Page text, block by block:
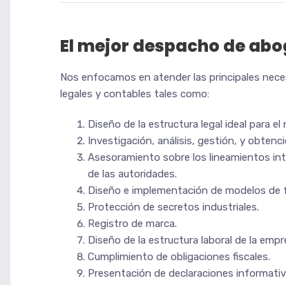
El mejor despacho de
Nos enfocamos en atender las principales
legales y contables tales como:
Diseño de la estructura legal ideal para el
Investigación, análisis, gestión, y
Asesoramiento sobre los lineamientos
de las autoridades.
Diseño e implementación de modelos de
Protección de secretos industriales.
Registro de marca.
Diseño de la estructura laboral de la
Cumplimiento de obligaciones fiscales.
Presentación de declaraciones